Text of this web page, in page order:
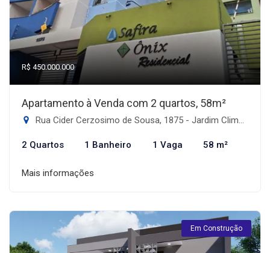
R$ 450.000.000
Apartamento à Venda com 2 quartos, 58m²
Rua Cider Cerzosimo de Sousa, 1875 - Jardim Climax, Dourados-MS
2 Quartos 1 Banheiro 1 Vaga 58 m²
Mais informações
Em Construção